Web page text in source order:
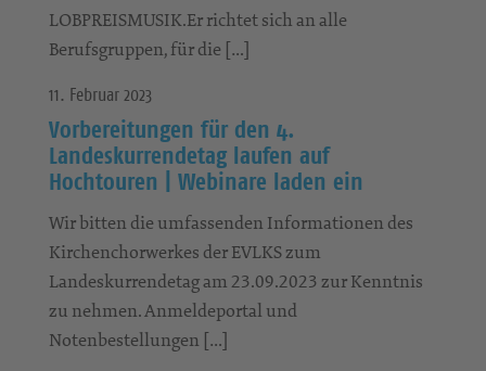
LOBPREISMUSIK.Er richtet sich an alle
Berufsgruppen, für die […]
11. Februar 2023
Vorbereitungen für den 4.
Landeskurrendetag laufen auf
Hochtouren | Webinare laden ein
Wir bitten die umfassenden Informationen des
Kirchenchorwerkes der EVLKS zum
Landeskurrendetag am 23.09.2023 zur Kenntnis
zu nehmen. Anmeldeportal und
Notenbestellungen […]